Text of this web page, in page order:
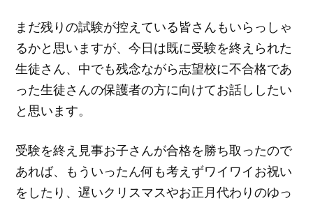
まだ残りの試験が控えている皆さんもいらっしゃ
るかと思いますが、今日は既に受験を終えられた
生徒さん、中でも残念ながら志望校に不合格であ
った生徒さんの保護者の方に向けてお話ししたい
と思います。
受験を終え見事お子さんが合格を勝ち取ったので
あれば、もういったん何も考えずワイワイお祝い
をしたり、遅いクリスマスやお正月代わりのゆっ